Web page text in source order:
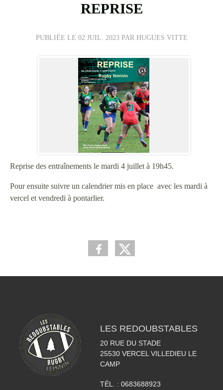
REPRISE
PUBLIÉE LE 02 JUIL. 2023PAR HUGUES VITTE
Reprise des entraînements le mardi 4 juillet à 19h45.
Pour ensuite suivre un calendrier mis en place avec les mardi à
vercel et vendredi à pontarlier.
LES REDOUBSTABLES
20 RUE DU STADE
25530 VERCEL VILLEDIEU LE
CAMP
TÉL. : 0683688923